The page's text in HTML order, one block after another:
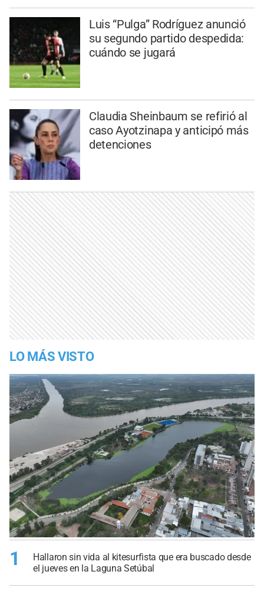
Luis “Pulga” Rodríguez anunció
su segundo partido despedida:
cuándo se jugará
Claudia Sheinbaum se refirió al
caso Ayotzinapa y anticipó más
detenciones
LO MÁS VISTO
1
Hallaron sin vida al kitesurfista que era buscado desde
el jueves en la Laguna Setúbal